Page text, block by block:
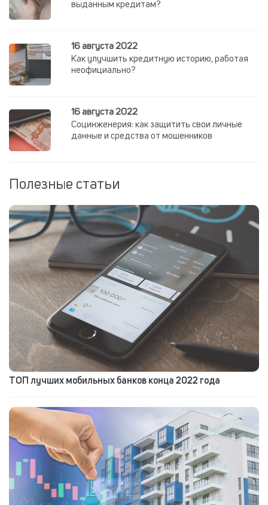
выданным кредитам?
16 августа 2022
Как улучшить кредитную историю, работая
неофициально?
16 августа 2022
Социнженерия: как защитить свои личные
данные и средства от мошенников
Полезные статьи
ТОП лучших мобильных банков конца 2022 года